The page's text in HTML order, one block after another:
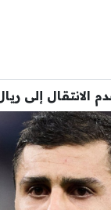
الانتقال إلى